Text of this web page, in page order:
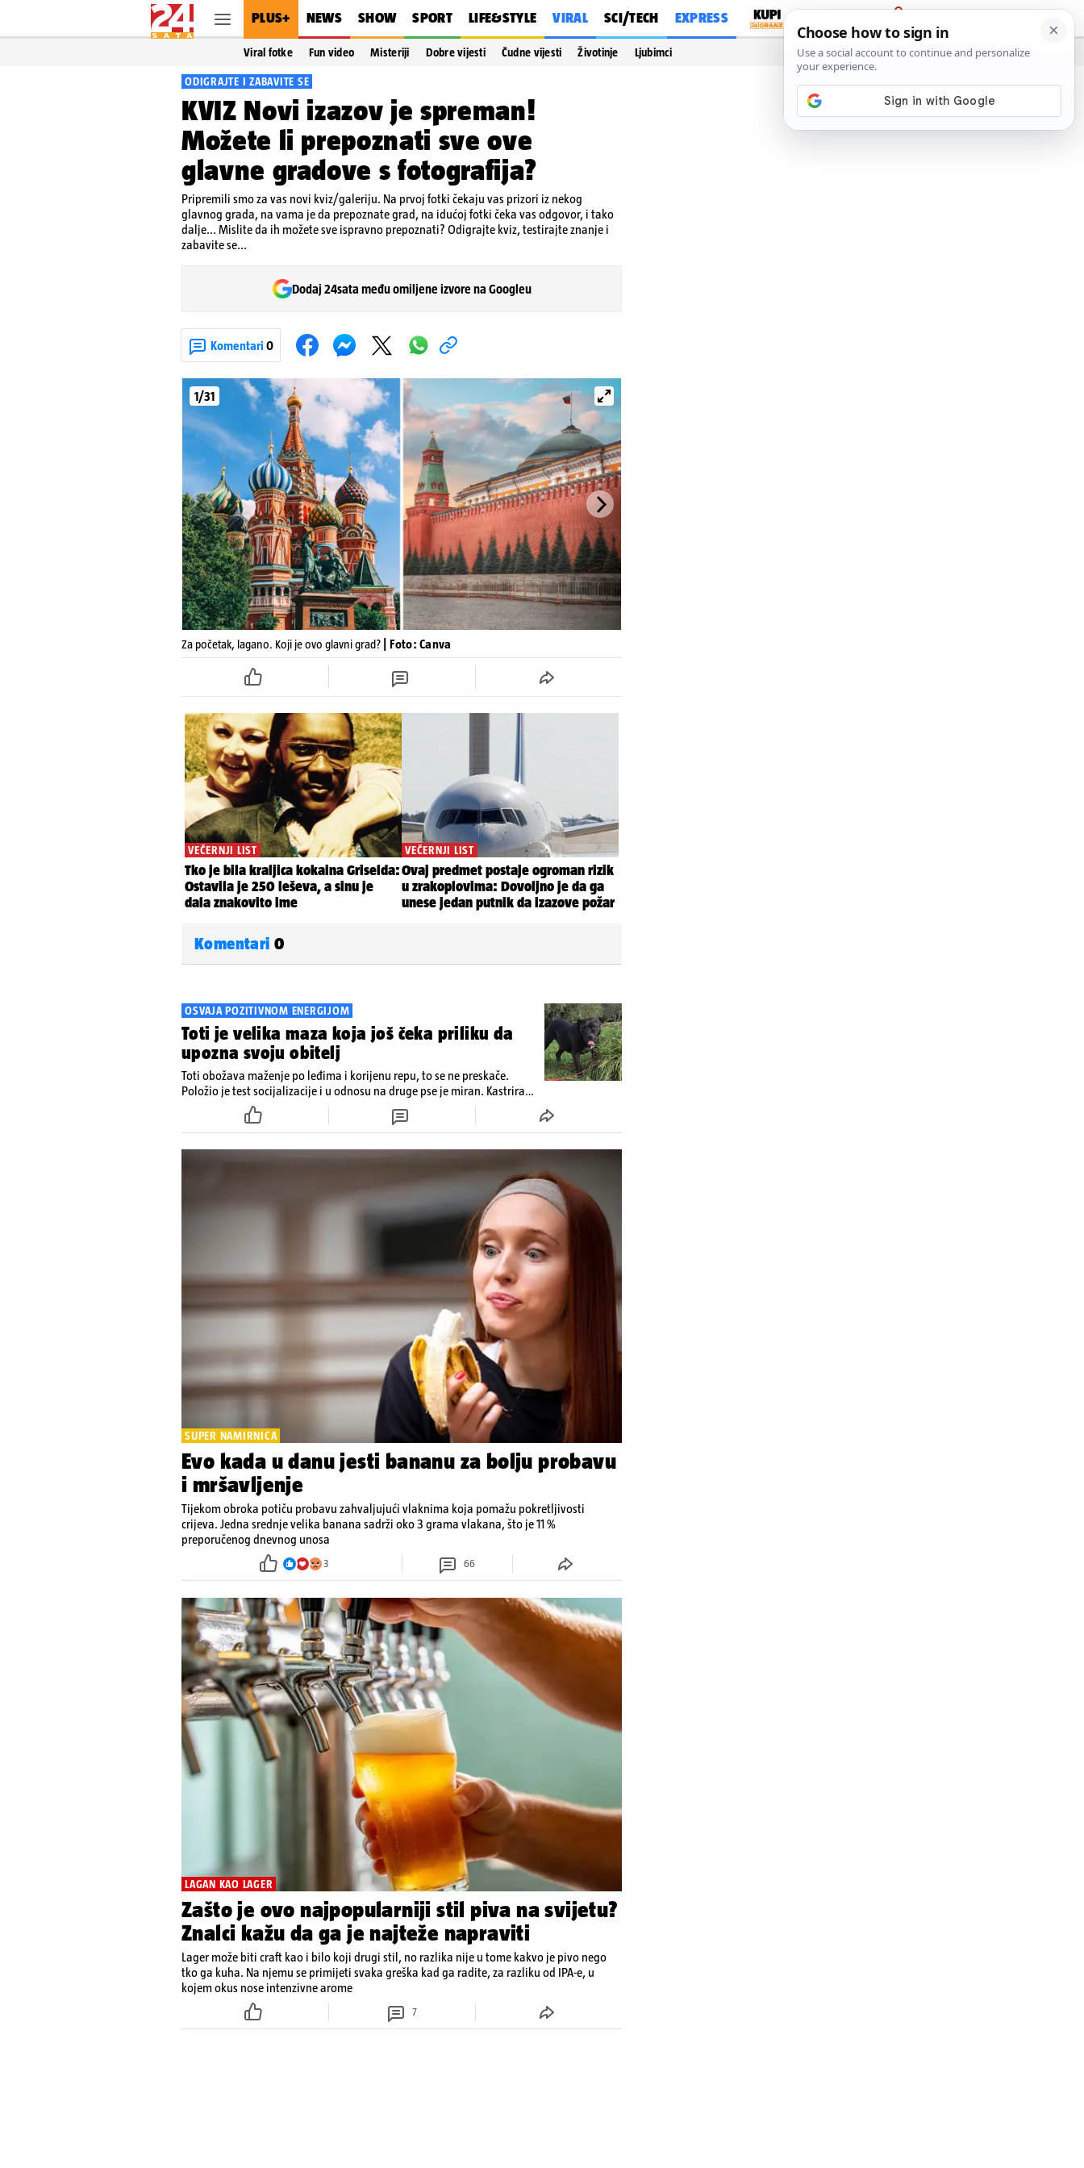
PLUS+ NEWS SHOW SPORT LIFE&STYLE VIRAL SCI/TECH EXPRESS
PRIJAVA
Viral fotke Fun video Misteriji Dobre vijesti Čudne vijesti Životinje Ljubimci
ODIGRAJTE I ZABAVITE SE
KVIZ Novi izazov je spreman!
Možete li prepoznati sve ove
glavne gradove s fotografija?
Pripremili smo za vas novi kviz/galeriju. Na prvoj fotki čekaju vas prizori iz nekog
glavnog grada, na vama je da prepoznate grad, na idućoj fotki čeka vas odgovor, i tako
dalje... Mislite da ih možete sve ispravno prepoznati? Odigrajte kviz, testirajte znanje i
zabavite se...
Dodaj 24sata među omiljene izvore na Googleu
Komentari 0
1/31
Za početak, lagano. Koji je ovo glavni grad? | Foto: Canva
Komentari 0
OSVAJA POZITIVNOM ENERGIJOM
Toti je velika maza koja još čeka priliku da
upozna svoju obitelj
Toti obožava maženje po leđima i korijenu repu, to se ne preskače.
Položio je test socijalizacije i u odnosu na druge pse je miran. Kastriran
je i cijepljen protiv virusnih zaraznih bolesti
SUPER NAMIRNICA
Evo kada u danu jesti bananu za bolju probavu
i mršavljenje
Tijekom obroka potiču probavu zahvaljujući vlaknima koja pomažu pokretljivosti
crijeva. Jedna srednje velika banana sadrži oko 3 grama vlakana, što je 11 %
preporučenog dnevnog unosa
3 66
LAGAN KAO LAGER
Zašto je ovo najpopularniji stil piva na svijetu?
Znalci kažu da ga je najteže napraviti
Lager može biti craft kao i bilo koji drugi stil, no razlika nije u tome kakvo je pivo nego
tko ga kuha. Na njemu se primijeti svaka greška kad ga radite, za razliku od IPA-e, u
kojem okus nose intenzivne arome
7